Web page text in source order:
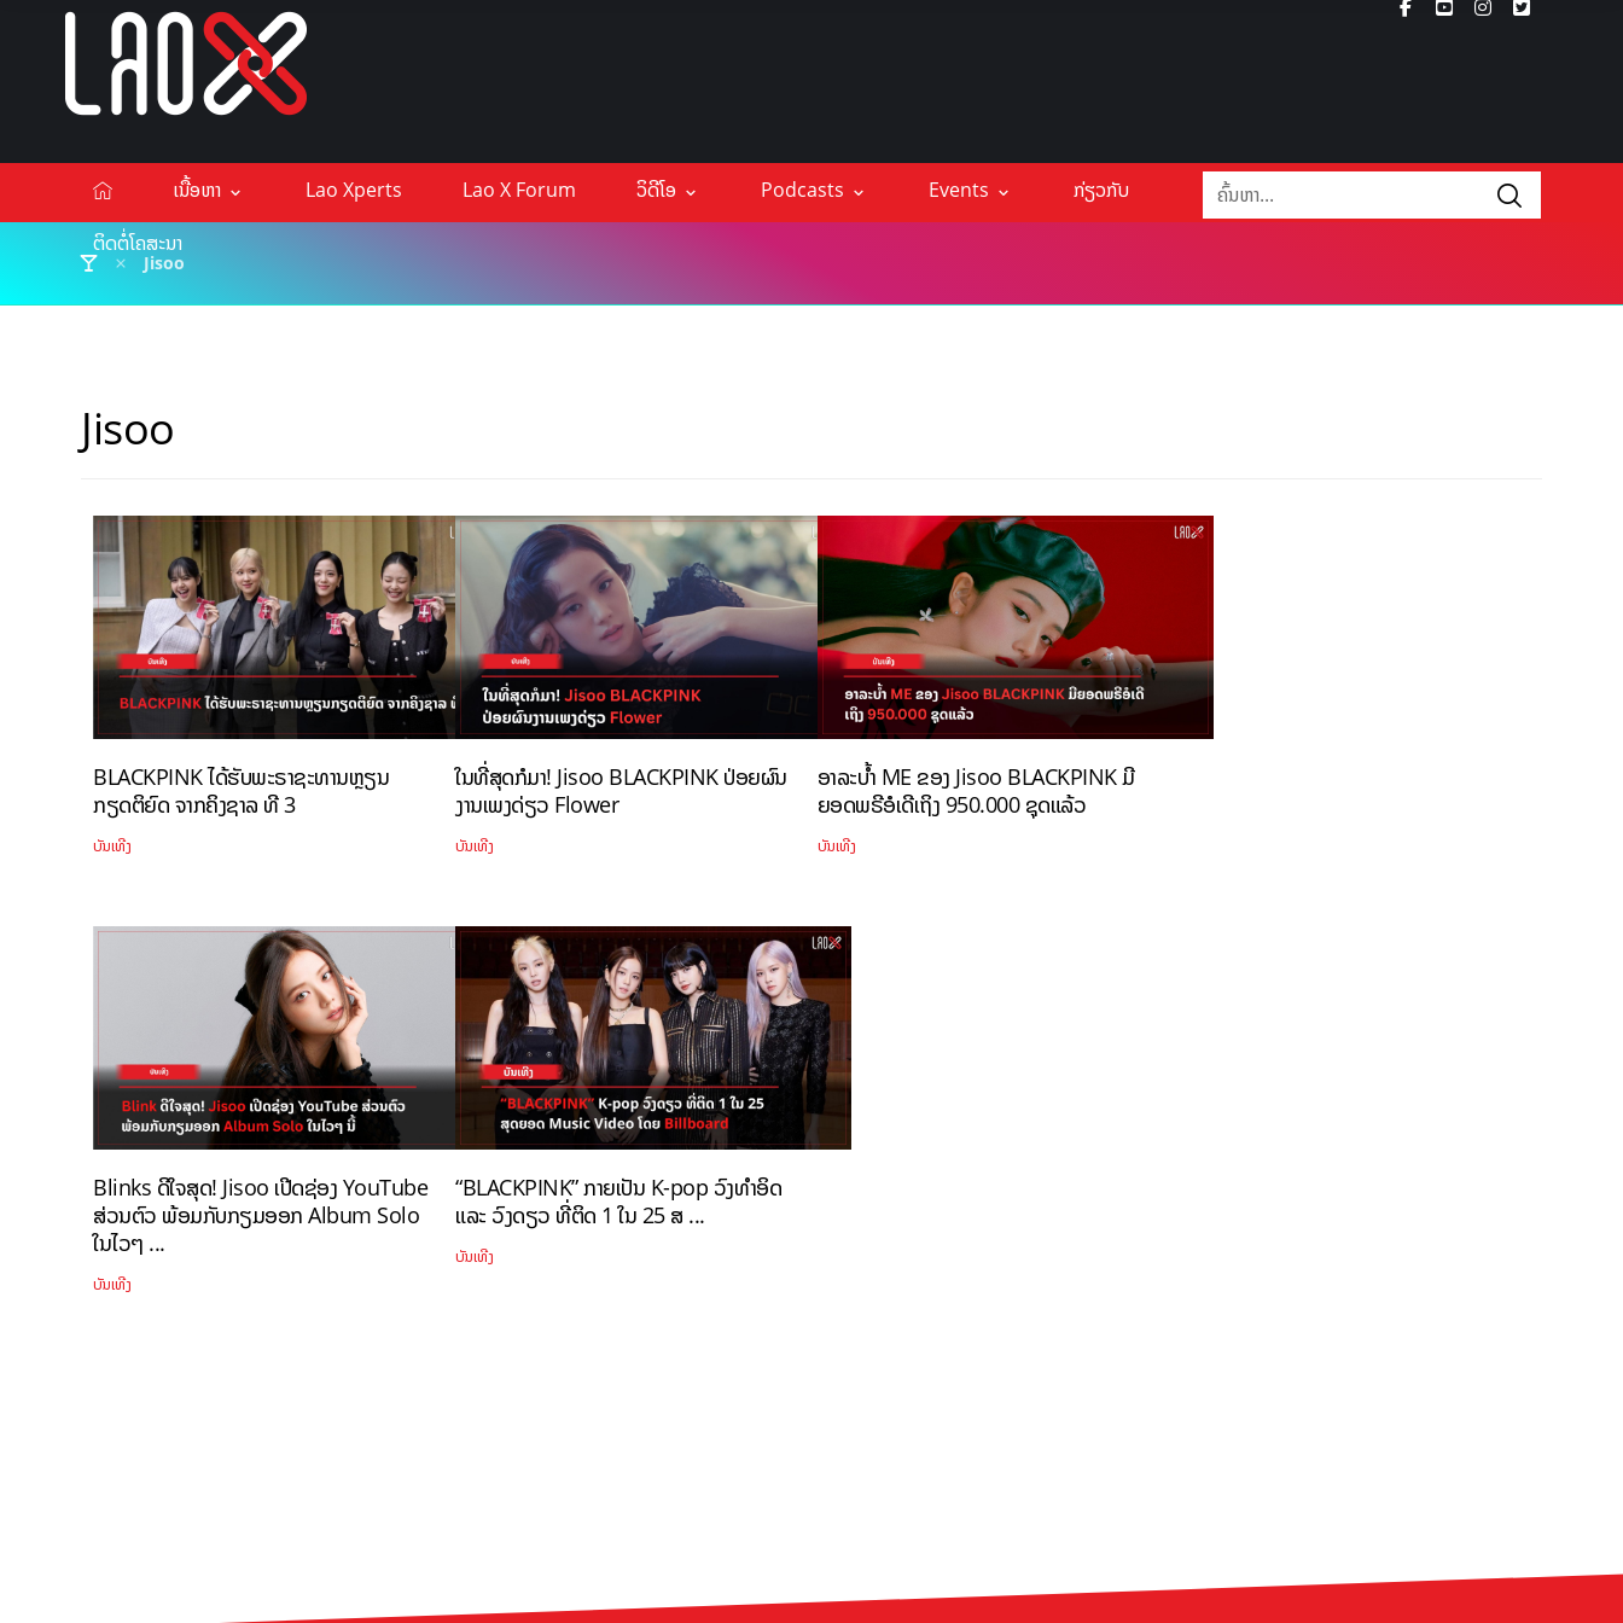
ເນື້ອຫາ Lao Xperts Lao X Forum ວິດີໂອ Podcasts Events
ກ່ຽວກັບ
ຕິດຕໍ່ໂຄສະນາ
Jisoo
Jisoo
BLACKPINK ໄດ້ຮັບພະຣາຊະທານຫຼຽນ
ກຽດຕິຍົດ ຈາກຄິງຊາລ ທີ 3
ບັນເທີງ
ໃນທີ່ສຸດກໍມາ! Jisoo BLACKPINK ປ່ອຍຜົນ
ງານເພງດ່ຽວ Flower
ບັນເທີງ
ອາລະບ້ຳ ME ຂອງ Jisoo BLACKPINK ມີ
ຍອດພຣີອໍເດີເຖິງ 950.000 ຊຸດແລ້ວ
ບັນເທີງ
Blinks ດີໃຈສຸດ! Jisoo ເປີດຊ່ອງ YouTube
ສ່ວນຕົວ ພ້ອມກັບກຽມອອກ Album Solo
ໃນໄວໆ ...
ບັນເທີງ
“BLACKPINK” ກາຍເປັນ K-pop ວົງທຳອິດ
ແລະ ວົງດຽວ ທີ່ຕິດ 1 ໃນ 25 ສ ...
ບັນເທີງ